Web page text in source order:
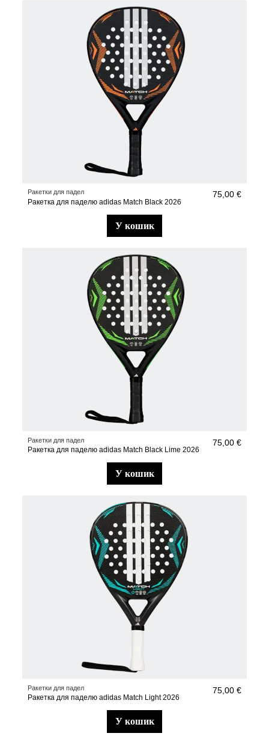
Ракетки для падел
Ракетка для паделю adidas Match Black 2026
75,00 €
у кошик
Ракетки для падел
Ракетка для паделю adidas Match Black Lime 2026
75,00 €
у кошик
Ракетки для падел
Ракетка для паделю adidas Match Light 2026
75,00 €
у кошик